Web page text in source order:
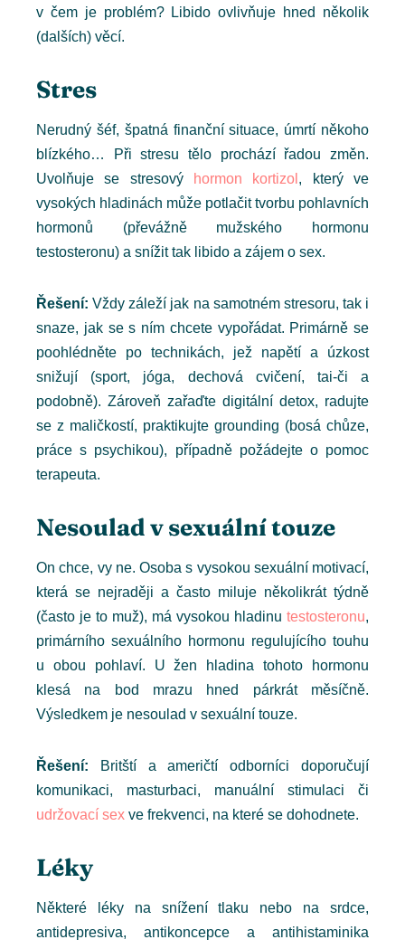
v čem je problém? Libido ovlivňuje hned několik
(dalších) věcí.
Stres
Nerudný šéf, špatná finanční situace, úmrtí někoho
blízkého… Při stresu tělo prochází řadou změn.
Uvolňuje se stresový
hormon kortizol , který ve
vysokých hladinách může potlačit tvorbu pohlavních
hormonů (převážně mužského hormonu
testosteronu) a snížit tak libido a zájem o sex.
Řešení: Vždy záleží jak na samotném stresoru, tak i
snaze, jak se s ním chcete vypořádat. Primárně se
poohlédněte po technikách, jež napětí a úzkost
snižují (sport, jóga, dechová cvičení, tai-či a
podobně). Zároveň zařaďte digitální detox, radujte
se z maličkostí, praktikujte grounding (bosá chůze,
práce s psychikou), případně požádejte o pomoc
terapeuta.
Nesoulad v sexuální touze
On chce, vy ne. Osoba s vysokou sexuální motivací,
která se nejraději a často miluje několikrát týdně
(často je to muž), má vysokou hladinu testosteronu,
primárního sexuálního hormonu regulujícího touhu
u obou pohlaví. U žen hladina tohoto hormonu
klesá na bod mrazu hned párkrát měsíčně.
Výsledkem je nesoulad v sexuální touze.
Řešení: Britští a američtí odborníci doporučují
komunikaci, masturbaci, manuální stimulaci či
udržovací sex ve frekvenci, na které se dohodnete.
Léky
Některé léky na snížení tlaku nebo na srdce,
antidepresiva, antikoncepce a antihistaminika